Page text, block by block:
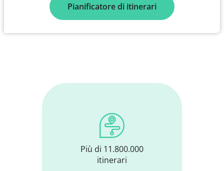
Pianificatore di itinerari
Più di 11.800.000
itinerari